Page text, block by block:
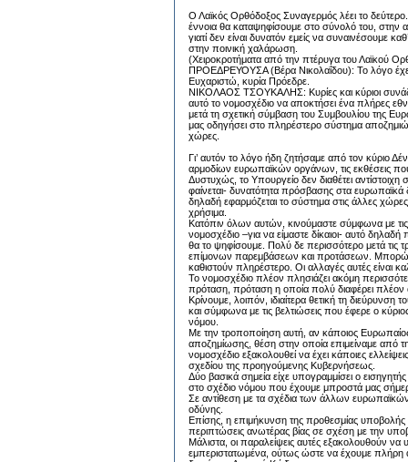
Ο Λαϊκός Ορθόδοξος Συναγερμός λέει το
έννοια θα καταψηφίσουμε στο σύνολό του, στην
γιατί δεν είναι δυνατόν εμείς να συναινέσουμε
στην ποινική χαλάρωση.
(Χειροκροτήματα από την πτέρυγα του Λαϊκού
ΠΡΟΕΔΡΕΥΟΥΣΑ (Βέρα Νικολαΐδου): Το λόγο
Ευχαριστώ, κυρία Πρόεδρε.
ΝΙΚΟΛΑΟΣ ΤΣΟΥΚΑΛΗΣ: Κυρίες και κύριοι
αυτό το νομοσχέδιο να αποκτήσει ένα πλήρες
μετά τη σχετική σύμβαση του Συμβουλίου της
μας οδηγήσει στο πληρέστερο σύστημα
χώρες.
Γι’ αυτόν το λόγο ήδη ζητήσαμε από τον κύριο
αρμοδίων ευρωπαϊκών οργάνων, τις εκθέσεις
Δυστυχώς, το Υπουργείο δεν διαθέτει αντίστοιχη
φαίνεται- δυνατότητα πρόσβασης στα ευρωπαϊκά
δηλαδή εφαρμόζεται το σύστημα στις άλλες
χρήσιμα.
Κατόπιν όλων αυτών, κινούμαστε σύμφωνα με
νομοσχέδιο –για να είμαστε δίκαιοι- αυτό
θα το ψηφίσουμε. Πολύ δε περισσότερο μετά τις
επίμονων παρεμβάσεων και προτάσεων. Μπορώ
καθιστούν πληρέστερο. Οι αλλαγές αυτές είναι
Το νομοσχέδιο πλέον πλησιάζει ακόμη
πρόταση, πρόταση η οποία πολύ διαφέρει πλέον
Κρίνουμε, λοιπόν, ιδιαίτερα θετική τη
και σύμφωνα με τις βελτιώσεις που έφερε ο
νόμου.
Με την τροποποίηση αυτή, αν κάποιος
αποζημίωσης, θέση στην οποία επιμείναμε από
νομοσχέδιο εξακολουθεί να έχει κάποιες
σχεδίου της προηγούμενης Κυβερνήσεως.
Δύο βασικά σημεία είχε υπογραμμίσει ο
στο σχέδιο νόμου που έχουμε μπροστά μας
Σε αντίθεση με τα σχέδια των άλλων
οδύνης.
Επίσης, η επιμήκυνση της προθεσμίας υποβολής
περιπτώσεις ανωτέρας βίας σε σχέση με την
Μάλιστα, οι παραλείψεις αυτές εξακολουθούν να
εμπεριστατωμένα, ούτως ώστε να έχουμε